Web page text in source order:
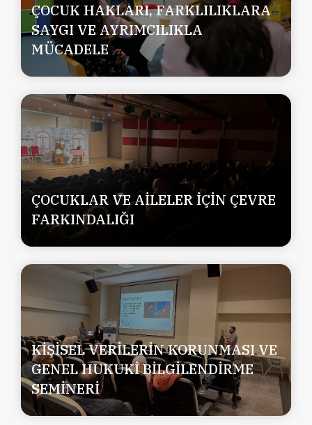
ÇOCUK HAKLARI, FARKLILIKLARA
SAYGI VE AYRIMCILIKLA
MÜCADELE
ÇOCUKLAR VE AİLELER İÇİN ÇEVRE
FARKINDALIĞI
KİŞİSEL VERİLERİN KORUNMASI VE
GENEL HUKUKİ BİLGİLENDİRME
SEMİNERİ